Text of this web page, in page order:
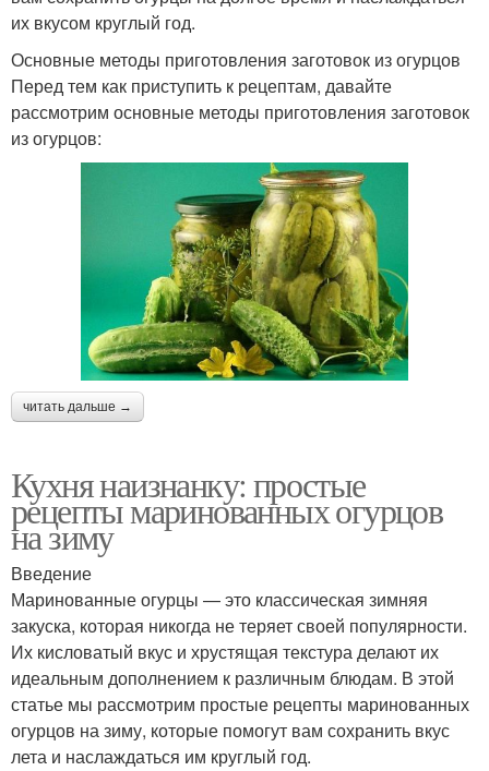
их вкусом круглый год.
Основные методы приготовления заготовок из огурцов
Перед тем как приступить к рецептам, давайте
рассмотрим основные методы приготовления заготовок
из огурцов:
читать дальше →
Кухня наизнанку: простые
рецепты маринованных огурцов
на зиму
Введение
Маринованные огурцы — это классическая зимняя
закуска, которая никогда не теряет своей популярности.
Их кисловатый вкус и хрустящая текстура делают их
идеальным дополнением к различным блюдам. В этой
статье мы рассмотрим простые рецепты маринованных
огурцов на зиму, которые помогут вам сохранить вкус
лета и наслаждаться им круглый год.